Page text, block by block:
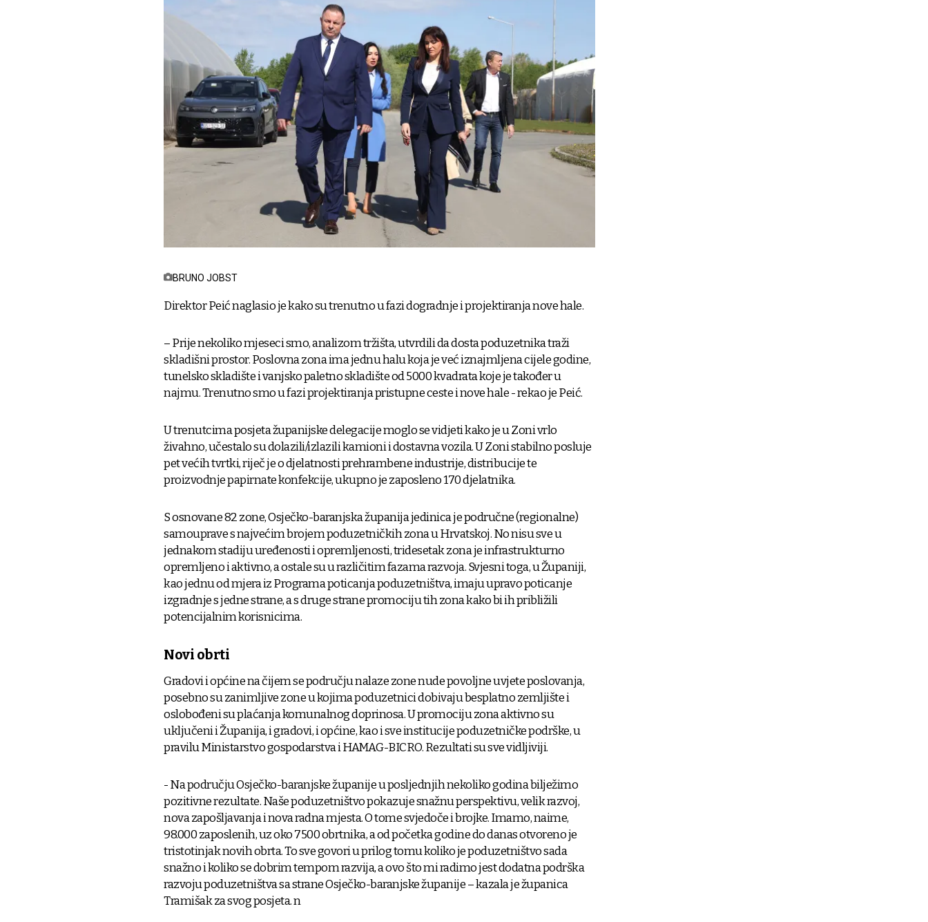
BRUNO JOBST
Direktor Peić naglasio je kako su trenutno u fazi dogradnje i projektiranja nove hale.
– Prije nekoliko mjeseci smo, analizom tržišta, utvrdili da dosta poduzetnika traži
skladišni prostor. Poslovna zona ima jednu halu koja je već iznajmljena cijele godine,
tunelsko skladište i vanjsko paletno skladište od 5000 kvadrata koje je također u
najmu. Trenutno smo u fazi projektiranja pristupne ceste i nove hale - rekao je Peić.
U trenutcima posjeta županijske delegacije moglo se vidjeti kako je u Zoni vrlo
živahno, učestalo su dolazili/izlazili kamioni i dostavna vozila. U Zoni stabilno posluje
pet većih tvrtki, riječ je o djelatnosti prehrambene industrije, distribucije te
proizvodnje papirnate konfekcije, ukupno je zaposleno 170 djelatnika.
S osnovane 82 zone, Osječko-baranjska županija jedinica je područne (regionalne)
samouprave s najvećim brojem poduzetničkih zona u Hrvatskoj. No nisu sve u
jednakom stadiju uređenosti i opremljenosti, tridesetak zona je infrastrukturno
opremljeno i aktivno, a ostale su u različitim fazama razvoja. Svjesni toga, u Županiji,
kao jednu od mjera iz Programa poticanja poduzetništva, imaju upravo poticanje
izgradnje s jedne strane, a s druge strane promociju tih zona kako bi ih približili
potencijalnim korisnicima.
Novi obrti
Gradovi i općine na čijem se području nalaze zone nude povoljne uvjete poslovanja,
posebno su zanimljive zone u kojima poduzetnici dobivaju besplatno zemljište i
oslobođeni su plaćanja komunalnog doprinosa. U promociju zona aktivno su
uključeni i Županija, i gradovi, i općine, kao i sve institucije poduzetničke podrške, u
pravilu Ministarstvo gospodarstva i HAMAG-BICRO. Rezultati su sve vidljiviji.
- Na području Osječko-baranjske županije u posljednjih nekoliko godina bilježimo
pozitivne rezultate. Naše poduzetništvo pokazuje snažnu perspektivu, velik razvoj,
nova zapošljavanja i nova radna mjesta. O tome svjedoče i brojke. Imamo, naime,
98.000 zaposlenih, uz oko 7500 obrtnika, a od početka godine do danas otvoreno je
tristotinjak novih obrta. To sve govori u prilog tomu koliko je poduzetništvo sada
snažno i koliko se dobrim tempom razvija, a ovo što mi radimo jest dodatna podrška
razvoju poduzetništva sa strane Osječko-baranjske županije – kazala je županica
Tramišak za svog posjeta. n